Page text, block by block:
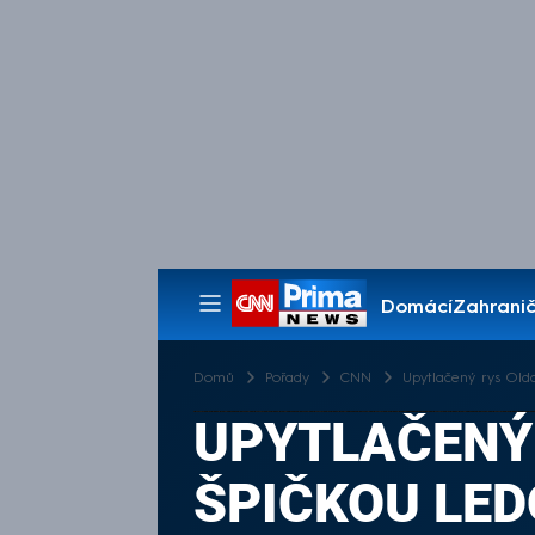
Domácí
Pořady
Domů Pořady CNN Upytlačený rys
ŠPIČKOU